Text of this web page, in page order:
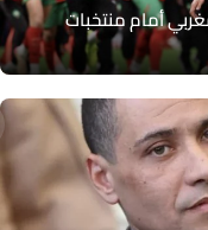
أمام منتخبات